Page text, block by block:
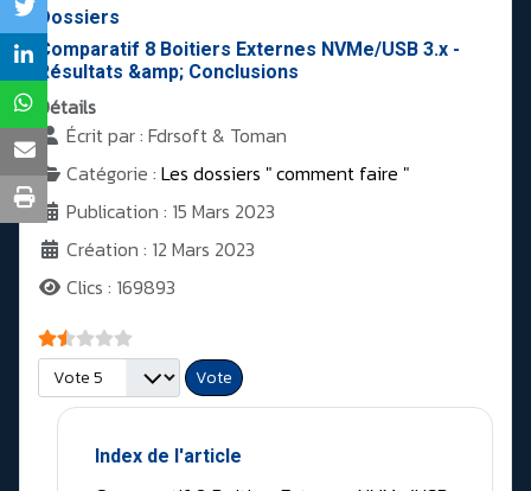
Dossiers
Comparatif 8 Boitiers Externes NVMe/USB 3.x -
Résultats &amp; Conclusions
Détails
Écrit par : Fdrsoft & Toman
Catégorie : Les dossiers " comment faire "
Publication : 15 Mars 2023
Création : 12 Mars 2023
Clics : 169893
Vote utilisateur:
Veuillez voter
Index de l'article